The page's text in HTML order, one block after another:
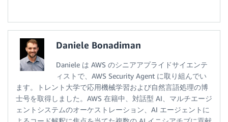
Daniele Bonadiman
Daniele は AWS のシニアアプライドサイエンテ
ィストで、AWS Security Agent に取り組んでい
ます。トレント大学で応用機械学習および自然言語処理の博
士号を取得しました。AWS 在籍中、対話型 AI、マルチエージ
ェントシステムのオーケストレーション、AI エージェントに